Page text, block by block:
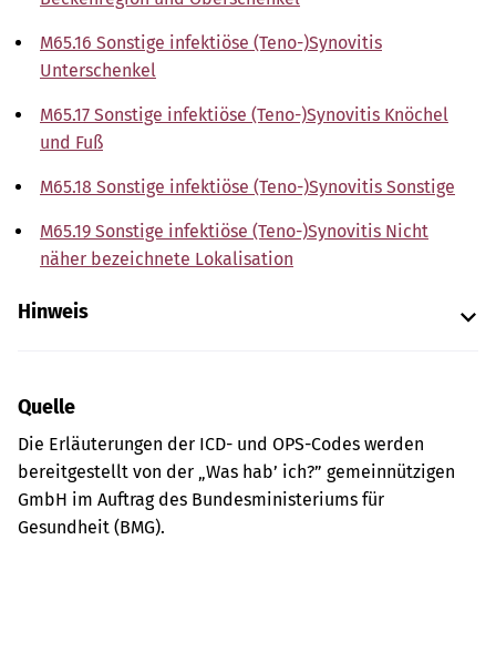
M65.16 Sonstige infektiöse (Teno-)Synovitis
Unterschenkel
M65.17 Sonstige infektiöse (Teno-)Synovitis Knöchel
und Fuß
M65.18 Sonstige infektiöse (Teno-)Synovitis Sonstige
M65.19 Sonstige infektiöse (Teno-)Synovitis Nicht
näher bezeichnete Lokalisation
Hinweis
Quelle
Die Erläuterungen der ICD- und OPS-Codes werden
bereitgestellt von der „Was hab’ ich?” gemeinnützigen
GmbH im Auftrag des Bundesministeriums für
Gesundheit (BMG).